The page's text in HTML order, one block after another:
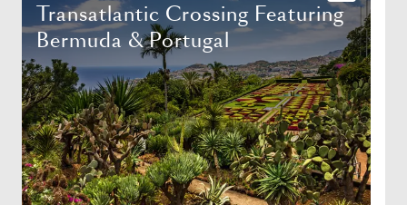
Transatlantic Crossing Featuring
Bermuda & Portugal